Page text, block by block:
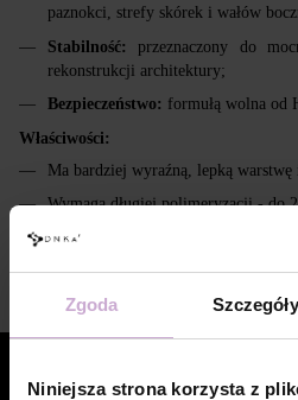
Zgoda Szczegóły
Niniejsza strona korzysta z
paznokci, strefy skórek i wałów
Stabilność:
przeznaczony do
rekonstrukcji architektury;
Bezpieczeństwo: formułą wolna od
Właściwości:
Ma bardziej wyraźną, lepką
Wymaga długiej polimeryzacji - do
Zalecane jest wymieszanie w
Wideo